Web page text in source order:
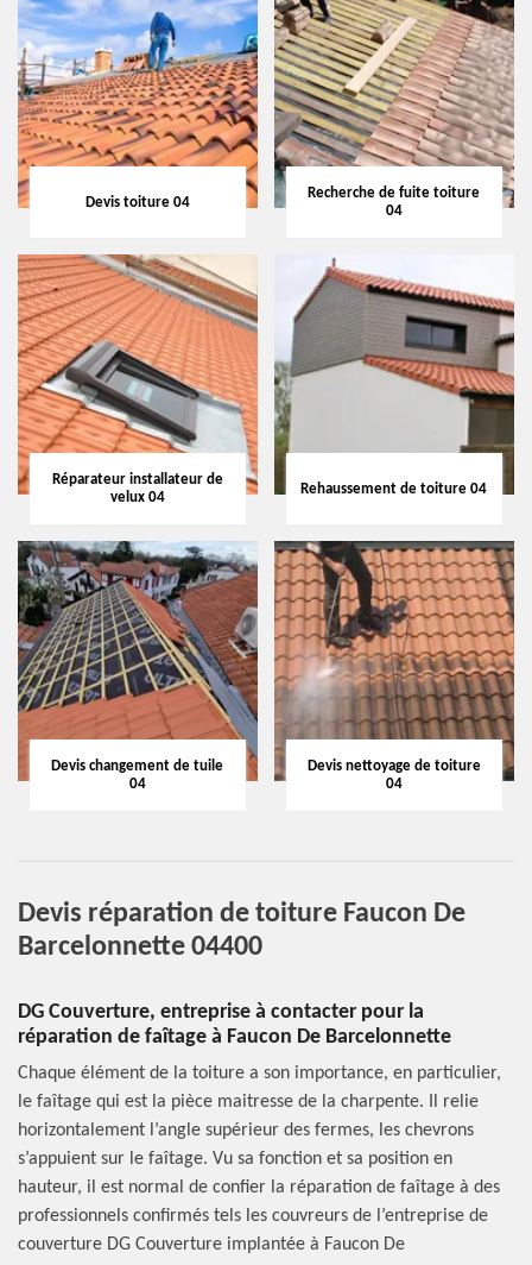
Devis toiture 04
Recherche de fuite toiture
04
Réparateur installateur de
velux 04
Rehaussement de toiture 04
Devis changement de tuile
04
Devis nettoyage de toiture
04
Devis réparation de toiture Faucon De
Barcelonnette 04400
DG Couverture, entreprise à contacter pour la
réparation de faîtage à Faucon De Barcelonnette
Chaque élément de la toiture a son importance, en particulier,
le faîtage qui est la pièce maitresse de la charpente. Il relie
horizontalement l’angle supérieur des fermes, les chevrons
s’appuient sur le faîtage. Vu sa fonction et sa position en
hauteur, il est normal de confier la réparation de faîtage à des
professionnels confirmés tels les couvreurs de l’entreprise de
couverture DG Couverture implantée à Faucon De